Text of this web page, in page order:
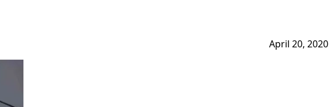
April 20, 2020